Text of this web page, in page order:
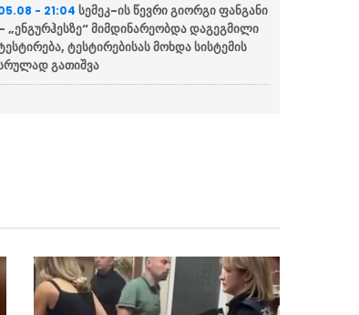
- 21:04სემეკ-ის წევრი გიორგი ფანგანი
„ენგურჰესზე“ მიმდინარეობდა დაგეგმილი
ტესტირებისას მოხდა სისტემის
გათიშვა
გაჭირვება თუ უფრო ნაკლებ უბედურებად
ვიდრე უკრაინელის, მაშინ მორალსა
და ზნეობაზე არ უნდა ილაპარაკო”